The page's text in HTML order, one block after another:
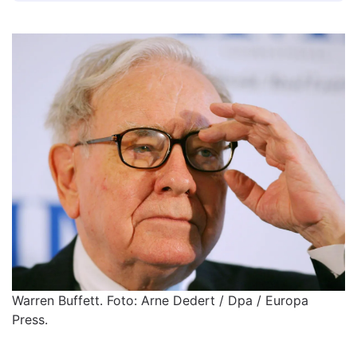
Warren Buffett. Foto: Arne Dedert / Dpa / Europa
Press.